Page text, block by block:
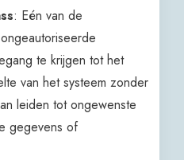
: Eén van de
te krijgen tot het
van het systeem zonder
leiden tot ongewenste
gegevens of